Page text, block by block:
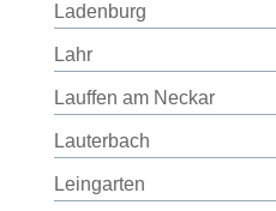
Ladenburg
Lahr
Lauffen am Neckar
Lauterbach
Leingarten